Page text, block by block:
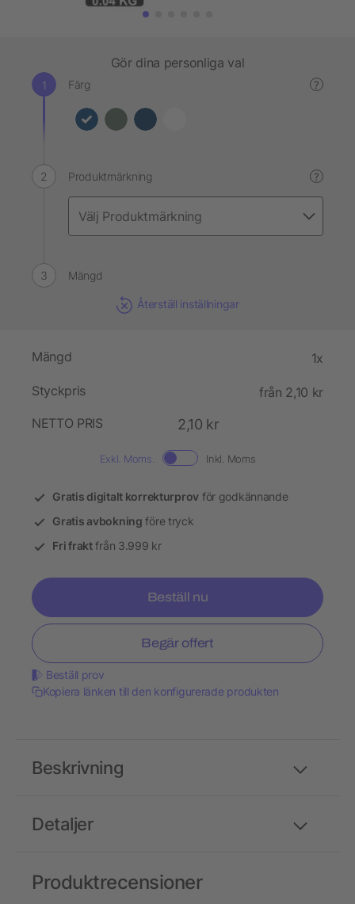
Gör dina personliga val
Färg ?
Produktmärkning ?
Mängd
Återställ inställningar
Mängd 1x
Styckpris
från 2,10 kr
NETTO PRIS
2,10 kr
Exkl. Moms. Inkl. Moms
Gratis digitalt korrekturprov för godkännande
Gratis avbokning före tryck
Fri fraktfrån 3.999 kr
Beställ nu
Begär offert
Beställ prov
Kopiera länken till den konfigurerade produkten
Detaljer
Beskrivning
Produktrecensioner